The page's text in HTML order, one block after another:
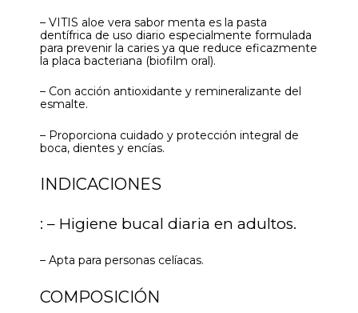
– VITIS aloe vera sabor menta es la pasta
dentífrica de uso diario especialmente formulada
para prevenir la caries ya que reduce eficazmente
la placa bacteriana (biofilm oral).
– Con acción antioxidante y remineralizante del
esmalte.
– Proporciona cuidado y protección integral de
boca, dientes y encías.
INDICACIONES
: – Higiene bucal diaria en adultos.
– Apta para personas celíacas.
COMPOSICIÓN